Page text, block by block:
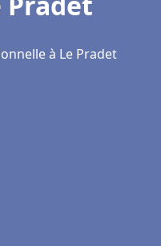
à Le Pradet